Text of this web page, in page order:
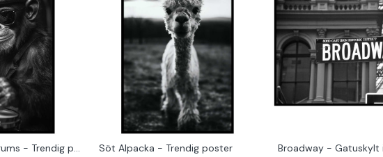
Monkey on the Drums - Trendig poster Söt Alpacka - Trendig poster Broadway - Gatuskylt